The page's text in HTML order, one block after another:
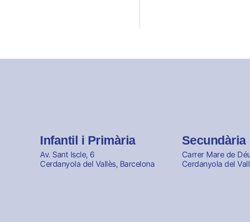
Infantil i Primària
Av. Sant Iscle, 6
Cerdanyola del Vallès, Barcelona
Secundària
Carrer Mare de
Cerdanyola del